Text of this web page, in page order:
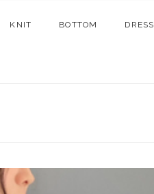
KNIT BOTTOM DRESS